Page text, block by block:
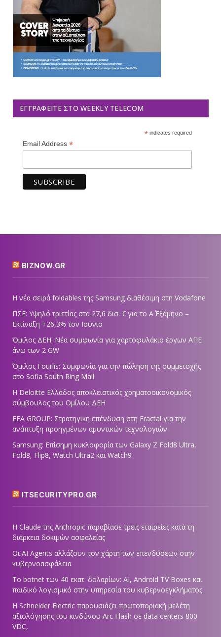
ΕΓΓΡΑΦΕΊΤΕ ΣΤΟ WEEKLY TELECOM
*indicates required
Email Address *
BIZNOW.GR
Η νέα σειρά foldables της Samsung διαθέσιμη στη Vodafone
ΠΣΕ: Υψηλό τριετίας στα 27,6 δισ. € για το Α΄ Εξάμηνο –
Εκτίναξη +26,3% τον Ιούνιο
Όμιλος ΔΕΗ: Νέα συμφωνία για χαρτοφυλάκιο έργων ΑΠΕ
άνω των 2 GW
Όμιλος Fourlis: Συμφωνία για την πώληση της συμμετοχής
στο Sofia South Ring Mall
Η Deloitte Ελλάδος αποκλειστικός χρηματοοικονομικός
σύμβουλος του Ομίλου ΔΕΗ
EFA GROUP: Στρατηγική επένδυση στη Fractal για την
ανάπτυξη προηγμένων αμυντικών τεχνολογιών
Samsung: Επίσημη κυκλοφορία των Galaxy Z Fold8 Ultra,
Fold8, Flip8, Watch Ultra2 και Watch9
ITSECURITYPRO.GR
Η Claude της Anthropic παραβίασε τρεις εταιρείες κατά τη
διάρκεια δοκιμών ασφαλείας
Οι AI Agents αλλάζουν τον χάρτη των επενδύσεων στην
κυβερνοασφάλεια
Το botnet των 40 εκατ. δολαρίων: AI, Android TV Boxes και
παιδικό λογισμικό στην υπηρεσία του κυβερνοεγκλήματος
Η Schneider Electric παρουσιάζει πρωτοποριακή μελέτη
αξιολόγησης του κινδύνου Arc Flash σε data centers 800
VDC,